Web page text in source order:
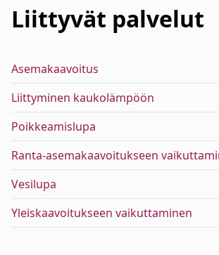
Liittyvät palvelut
Asemakaavoitus
Liittyminen kaukolämpöön
Poikkeamislupa
Ranta-asemakaavoitukseen
Vesilupa
Yleiskaavoitukseen vaikuttaminen